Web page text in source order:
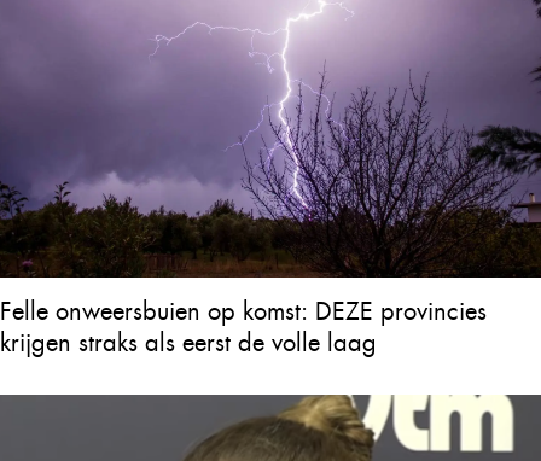
Felle onweersbuien op komst: DEZE provincies
krijgen straks als eerst de volle laag